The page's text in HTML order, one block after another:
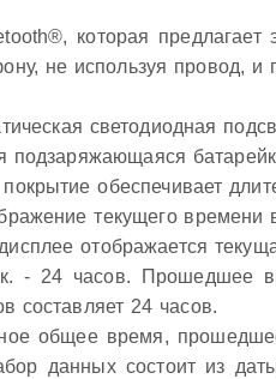
которая
не используя провод, и
светодиодная
подзаряжающаяся
обеспечивает
текущего времени
отображается
- 24 часов. Прошедшее
составляет 24 часов.
общее время,
данных состоит из